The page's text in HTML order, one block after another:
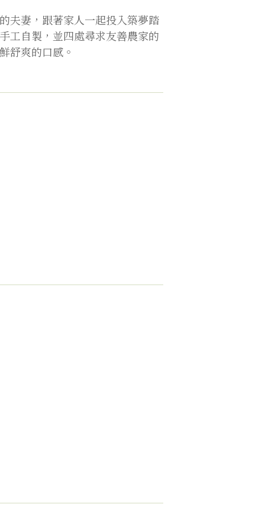
夫妻，跟著家人一起投入築夢踏
工自製，並四處尋求友善農家的
舒爽的口感。